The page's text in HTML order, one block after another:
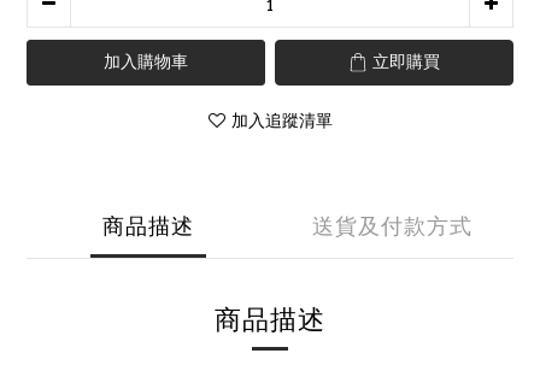
加入購物車 立即購買
加入追蹤清單
商品描述 送貨及付款方式
商品描述